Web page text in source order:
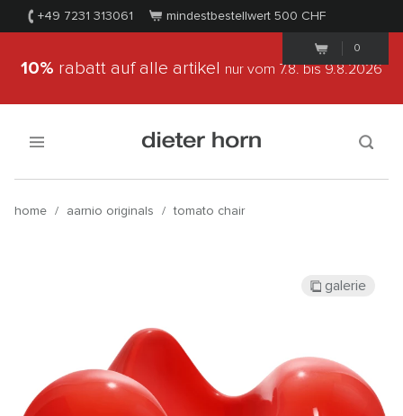
+49 7231 313061 mindestbestellwert 500 CHF
0
10% rabatt auf alle artikel nur vom 7.8.bis 9.8.2026
home / aarnio originals / tomato chair
galerie